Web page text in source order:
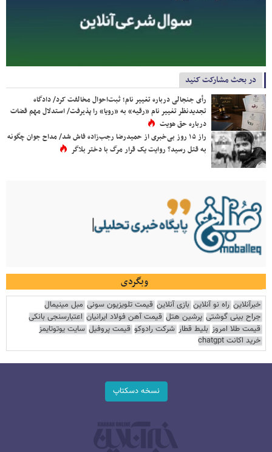
در بحث مشارکت کنید
رأی جنجالی درباره تغییر نام؛ ثبت‌احوال مخالفت کرد/ دادگاه
تجدیدنظر تغییر نام «رقیه» به «رویا» را پذیرفت/ استدلال مهم قضات
درباره حق هویت
راز ۱۵ روز بی‌خبری از حمیدرضا رجب‌زاده فاش شد/ مداح جوان چگونه
به قتل رسید؟ روایت یک قرار مرگ با دختر بلاگر
وبگردی
خبرآنلاین راه نو آنلاین بازی آنلاین قیمت تلویزیون سونی مبل مینیمال
جراح بینی گوشتی پرشین هتل قیمت آهن فولاد ایرانیان اعتبارسنجی بانکی
قیمت طلا امروز بلیط قطار شرکت رادوکو قیمت پروفیل سایت یوتوتایمز
خرید اکانت chatgpt
نسخه دسکتاپ